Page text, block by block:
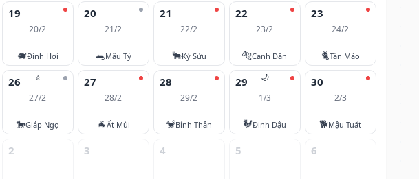
19
20/2
🐖Đinh Hợi
20
21/2
🐀Mậu Tý
21
22/2
🐂Kỷ Sửu
22
23/2
🐅Canh Dần
23
24/2
🐈Tân Mão
⭐
26
27/2
🐎Giáp Ngọ
27
28/2
🐐Ất Mùi
28
29/2
🐒Bính Thân
🌙
29
1/3
🐓Đinh Dậu
30
2/3
🐕Mậu Tuất
2 3 4 5 6